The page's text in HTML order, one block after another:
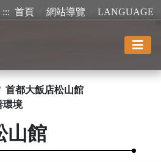
::: 首頁 網站導覽 LANGUAGE
首都大飯店松山館
環境
山館